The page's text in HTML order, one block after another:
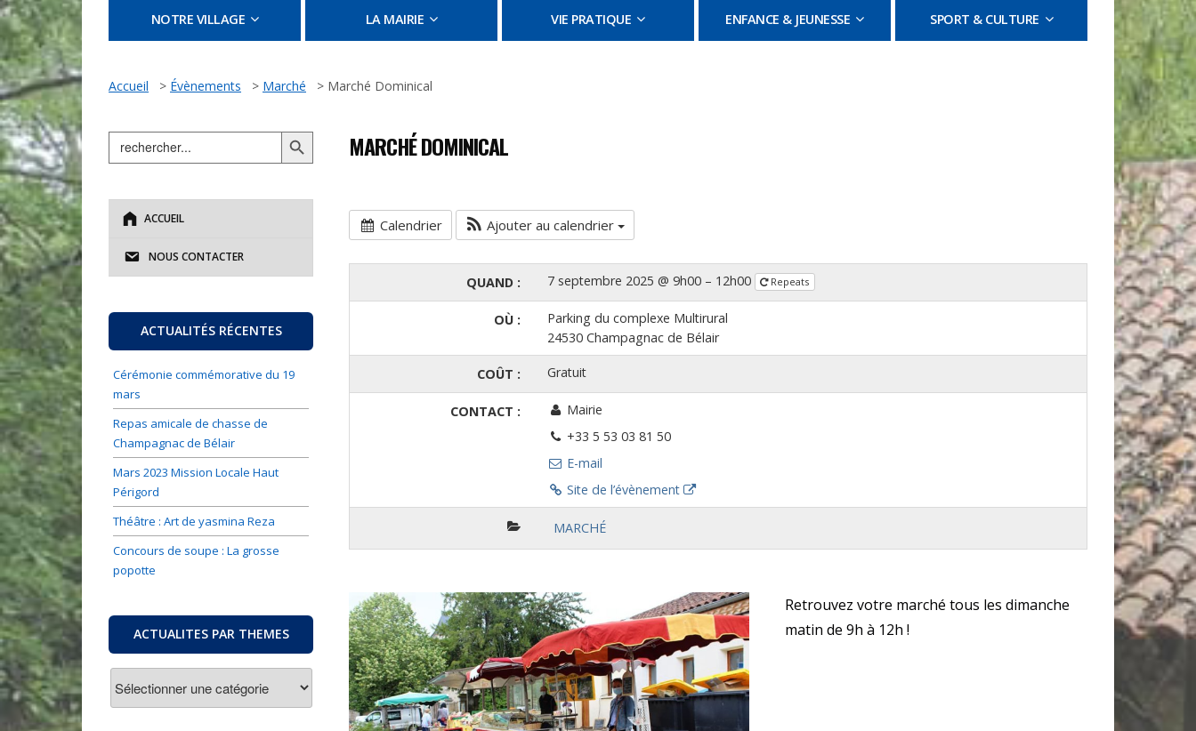
NOTRE VILLAGE LA MAIRIE VIE PRATIQUE ENFANCE & JEUNESSE SPORT & CULTURE
Accueil > Évènements > Marché > Marché Dominical
Search Search Button
ACCUEIL
NOUS CONTACTER
ACTUALITÉS RÉCENTES
Cérémonie commémorative du 19
mars
Repas amicale de chasse de
Champagnac de Bélair
Mars 2023 Mission Locale Haut
Périgord
Théâtre : Art de yasmina Reza
Concours de soupe : La grosse
popotte
ACTUALITES PAR THEMES
PAR
MARCHÉ DOMINICAL
Calendrier Ajouter au calendrier
QUAND : 7 septembre 2025 @ 9h00 – 12h00 Repeats
OÙ :
Parking du complexe Multirural
24530 Champagnac de Bélair
COÛT : Gratuit
CONTACT :
Mairie
+33 5 53 03 81 50
E-mail
Site de l’évènement
MARCHÉ
Retrouvez votre marché tous les dimanche
matin de 9h à 12h !